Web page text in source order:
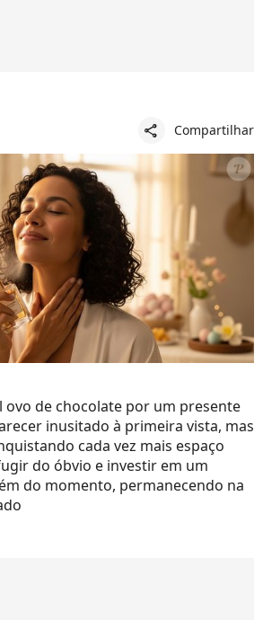
share Compartilhar
ovo de chocolate por um presente
inusitado à primeira vista, mas
cada vez mais espaço
do óbvio e investir em um
do momento, permanecendo na